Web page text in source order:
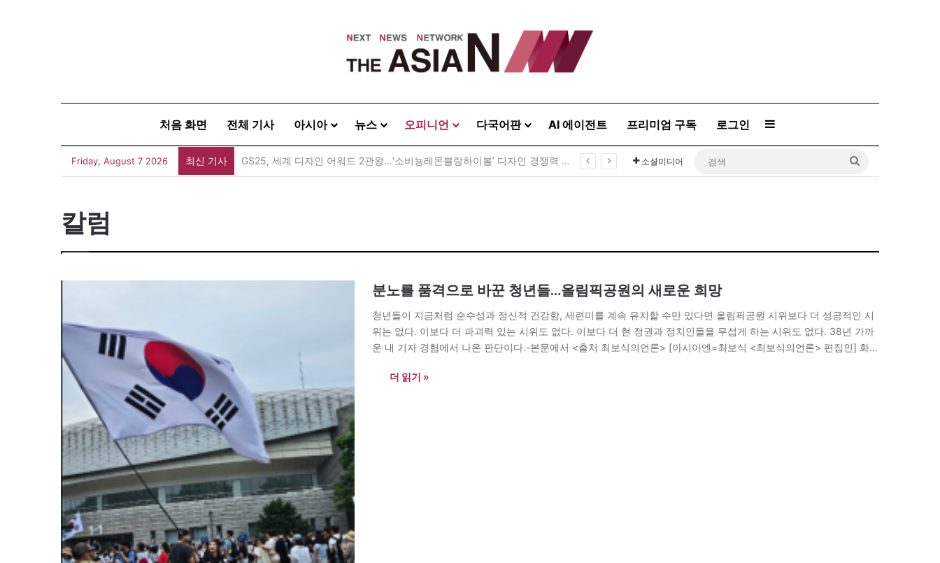
처음 화면 전체 기사 아시아 뉴스 오피니언 다국어판 AI 에이전트 프리미엄 구독 로그인 Sidebar
Friday, August 7 2026 최신 기사 GS25, 세계 디자인 어워드 2관왕…‘소비뇽레몬블랑하이볼’ 디자인 경쟁력 인정 소셜미디어
칼럼
분노를 품격으로 바꾼 청년들…올림픽공원의 새로운 희망
청년들이 지금처럼 순수성과 정신적 건강함, 세련미를 계속 유지할 수만 있다면 올림픽공원 시위보다 더 성공적인 시
위는 없다. 이보다 더 파괴력 있는 시위도 없다. 이보다 더 현 정권과 정치인들을 무섭게 하는 시위도 없다. 38년 가까
운 내 기자 경험에서 나온 판단이다.-본문에서 <출처 최보식의언론> [아시아엔=최보식 <최보식의언론> 편집인] 화요
더 읽기 »